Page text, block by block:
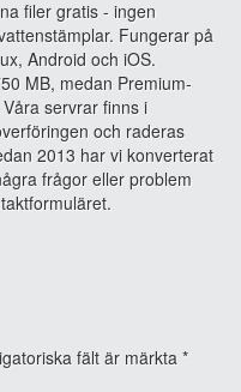
filer gratis - ingen
Fungerar på
Android och iOS.
MB, medan Premium-
servrar finns i
och raderas
2013 har vi konverterat
frågor eller problem
fält är märkta *